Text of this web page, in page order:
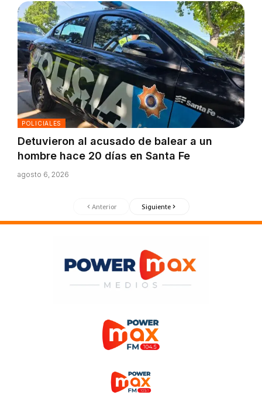
POLICIALES
Detuvieron al acusado de balear a un
hombre hace 20 días en Santa Fe
agosto 6, 2026
Anterior Siguiente